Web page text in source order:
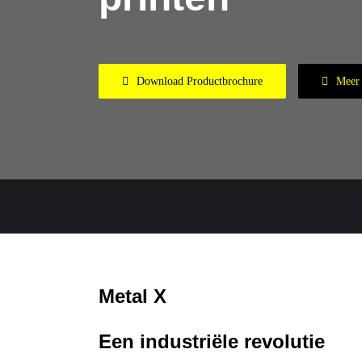
Download Productbrochure
Metal X
Een industriële revolutie